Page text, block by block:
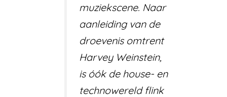
muziekscene. Naar
aanleiding van de
droevenis omtrent
Harvey Weinstein,
is óók de house- en
technowereld flink